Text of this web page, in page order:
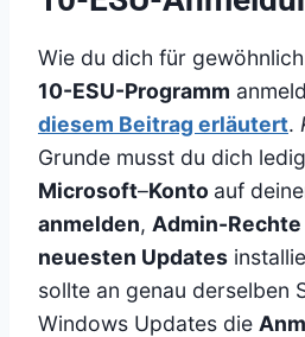
Wie du dich für
10-ESU-Programm
diesem Beitrag erläutert.
Grunde musst du dich
Microsoft–Konto auf
anmelden, Admin-Rechte
neuesten Updates
sollte an genau derselben
Windows Updates die